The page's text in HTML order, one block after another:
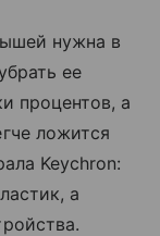
нужна в
ее
процентов, а
ложится
Keychron:
а